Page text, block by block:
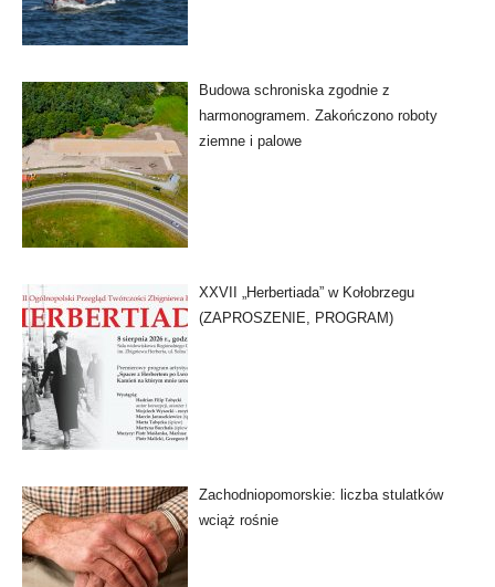
Budowa schroniska zgodnie z
harmonogramem. Zakończono roboty
ziemne i palowe
XXVII „Herbertiada” w Kołobrzegu
(ZAPROSZENIE, PROGRAM)
Zachodniopomorskie: liczba stulatków
wciąż rośnie